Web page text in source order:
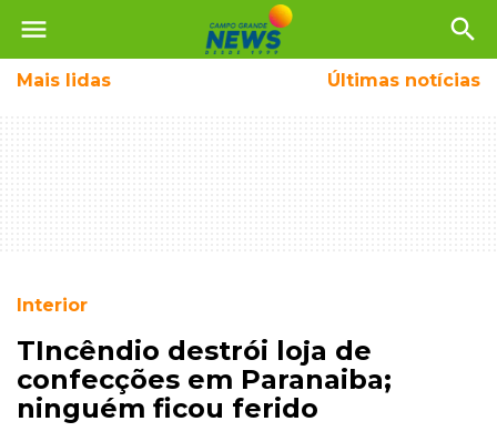
menu search
Mais lidas Últimas notícias
Interior
TIncêndio destrói loja de
confecções em Paranaiba;
ninguém ficou ferido